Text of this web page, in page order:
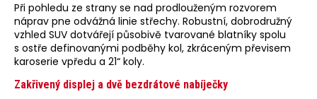
Při pohledu ze strany se nad prodlouženým rozvorem
náprav pne odvážná linie střechy. Robustní, dobrodružný
vzhled SUV dotvářejí působivě tvarované blatníky spolu
s ostře definovanými podběhy kol, zkráceným převisem
karoserie vpředu a 21“ koly.
Zakřivený displej a dvě bezdrátové nabíječky